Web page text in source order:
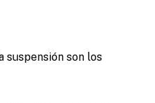
suspensión son los